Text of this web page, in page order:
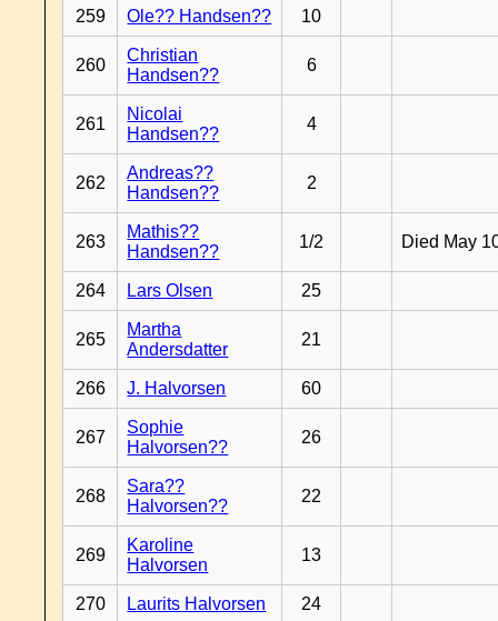
259 Ole?? Handsen?? 10
260
Christian
Handsen??
6
261
Nicolai
Handsen??
4
262
Andreas??
Handsen??
2
263
Mathis??
Handsen??
1/2 Died May
264 Lars Olsen 25
265
Martha
Andersdatter
21
266 J. Halvorsen 60
267
Sophie
Halvorsen??
26
268
Sara??
Halvorsen??
22
269
Karoline
Halvorsen
13
270 Laurits Halvorsen 24